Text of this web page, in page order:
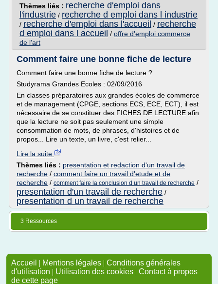
Thèmes liés : recherche d'emploi dans
l'industrie / recherche d emploi dans l industrie
/ recherche d'emploi dans l'accueil / recherche
d emploi dans l accueil / offre d'emploi commerce
de l'art
Comment faire une bonne fiche de lecture
Comment faire une bonne fiche de lecture ?
Studyrama Grandes Ecoles : 02/09/2016
En classes préparatoires aux grandes écoles de commerce
et de management (CPGE, sections ECS, ECE, ECT), il est
nécessaire de se constituer des FICHES DE LECTURE afin
que la lecture ne soit pas seulement une simple
consommation de mots, de phrases, d'histoires et de
propos... Lire un texte, un livre, c'est relier...
Lire la suite
Thèmes liés : presentation et redaction d'un travail de
recherche / comment faire un travail d'etude et de
recherche / comment faire la conclusion d un travail de recherche /
presentation d'un travail de recherche /
presentation d un travail de recherche
3 Ressources
Accueil | Mentions légales | Conditions générales
d'utilisation | Utilisation des cookies | Contact à propos
de cette page